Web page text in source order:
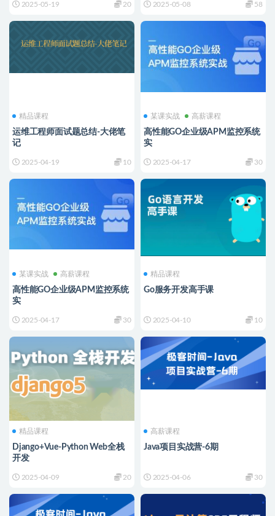
2025-05-19 20 2025-05-08 58
精品课程
运维工程师面试题总结-大佬笔
记
2025-04-19 10
某课实战 高薪课程
高性能GO企业级APM监控系统
实
2025-04-17 30
某课实战 高薪课程
高性能GO企业级APM监控系统
实
2025-04-17 30
精品课程
Go服务开发高手课
2025-04-10 10
精品课程
Django+Vue-Python Web全栈
开发
2025-04-09 20
高薪课程
Java项目实战营-6期
2025-04-06 30